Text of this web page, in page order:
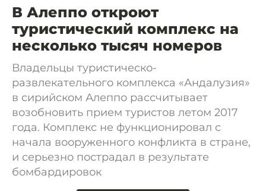
В Алеппо откроют
туристический комплекс на
несколько тысяч номеров
Владельцы туристическо-
развлекательного комплекса «Андалузия»
в сирийском Алеппо рассчитывает
возобновить прием туристов летом 2017
года. Комплекс не функционировал с
начала вооруженного конфликта в стране,
и серьезно пострадал в результате
бомбардировок